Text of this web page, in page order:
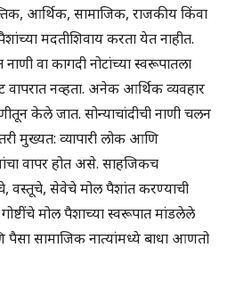
आर्थिक, सामाजिक, राजकीय किंवा
मदतीशिवाय करता येत नाहीत.
वा कागदी नोटांच्या स्वरूपातला
नव्हता. अनेक आर्थिक व्यवहार
केले जात. सोन्याचांदीची नाणी चलन
मुख्यत: व्यापारी लोक आणि
वापर होत असे. साहजिकच
वस्तूचे, सेवेचे मोल पैशांत करण्याची
मोल पैशाच्या स्वरूपात मांडलेले
सामाजिक नात्यांमध्ये बाधा आणतो